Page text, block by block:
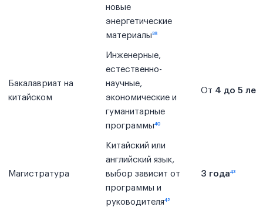
новые
энергетические
материалы³⁸
Бакалавриат на
китайском
Инженерные,
естественно-
научные,
экономические и
гуманитарные
программы⁴⁰
От 4 до 5 лет
Магистратура
Китайский или
английский язык,
выбор зависит от
программы и
руководителя⁴²
3 года⁴³